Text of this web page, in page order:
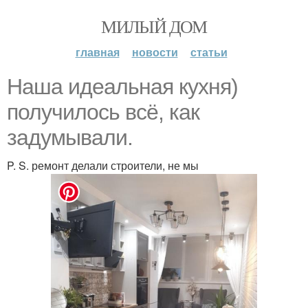
МИЛЫЙ ДОМ
главная новости статьи
Наша идеальная кухня)
получилось всё, как
задумывали.
P. S. ремонт делали строители, не мы